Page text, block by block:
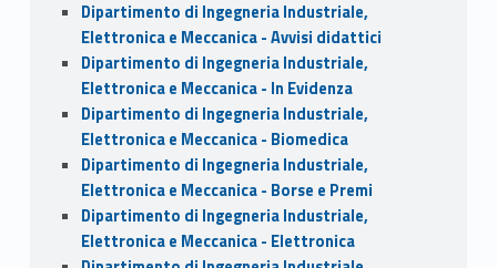
Dipartimento di Ingegneria Industriale,
Elettronica e Meccanica - Avvisi didattici
Dipartimento di Ingegneria Industriale,
Elettronica e Meccanica - In Evidenza
Dipartimento di Ingegneria Industriale,
Elettronica e Meccanica - Biomedica
Dipartimento di Ingegneria Industriale,
Elettronica e Meccanica - Borse e Premi
Dipartimento di Ingegneria Industriale,
Elettronica e Meccanica - Elettronica